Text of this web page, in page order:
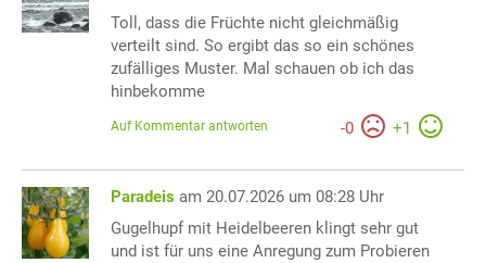
Toll, dass die Früchte nicht gleichmäßig
verteilt sind. So ergibt das so ein schönes
zufälliges Muster. Mal schauen ob ich das
hinbekomme
-0 +1
Auf Kommentar antworten
Paradeis am 20.07.2026 um 08:28 Uhr
Gugelhupf mit Heidelbeeren klingt sehr gut
und ist für uns eine Anregung zum Probieren